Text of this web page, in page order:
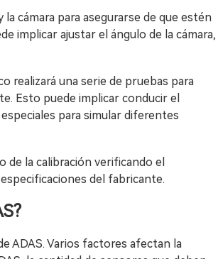
cámara para asegurarse de que estén
implicar ajustar el ángulo de la cámara,
realizará una serie de pruebas para
Esto puede implicar conducir el
para simular diferentes
de la calibración verificando el
del fabricante.
ADAS. Varios factores afectan la